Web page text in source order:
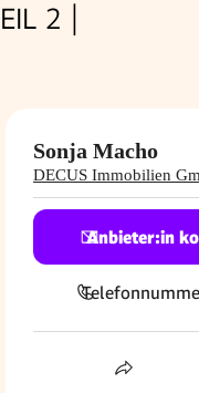
2 |
Sonja Macho
DECUS Immobilien
Anbieter:in